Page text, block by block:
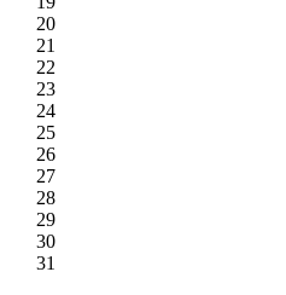
20
21
22
23
24
25
26
27
28
29
30
31